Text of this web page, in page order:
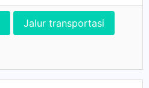
Jalur transportasi